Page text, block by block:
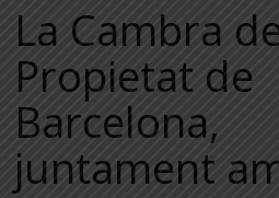
La Cambra
Propietat de
Barcelona,
juntament